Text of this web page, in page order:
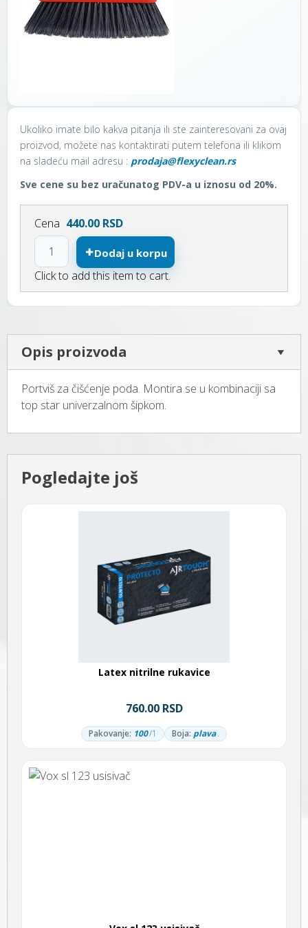
Ukoliko imate bilo kakva pitanja ili ste zainteresovani za ovaj
proizvod, možete nas kontaktirati putem telefona ili klikom
na sladeću mail adresu : prodaja@flexyclean.rs
Sve cene su bez uračunatog PDV-a u iznosu od 20%.
Cena 440.00 RSD
Dodaj u korpu
Click to add this item to cart.
Opis proizvoda
Portviš za čišćenje poda. Montira se u kombinaciji sa
top star univerzalnom šipkom.
Pogledajte još
Latex nitrilne rukavice
760.00 RSD
Pakovanje: 100/1 Boja: plava.